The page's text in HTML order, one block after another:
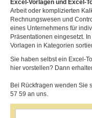
Excel-Vorlagen und Excel-
Arbeit oder komplizierten
Rechnungswesen und
eines Unternehmens für
Präsentationen eingesetzt.
Vorlagen in Kategorien
Sie haben selbst ein Excel-
hier vorstellen? Dann
Bei Rückfragen wenden Sie
57 59 an uns.